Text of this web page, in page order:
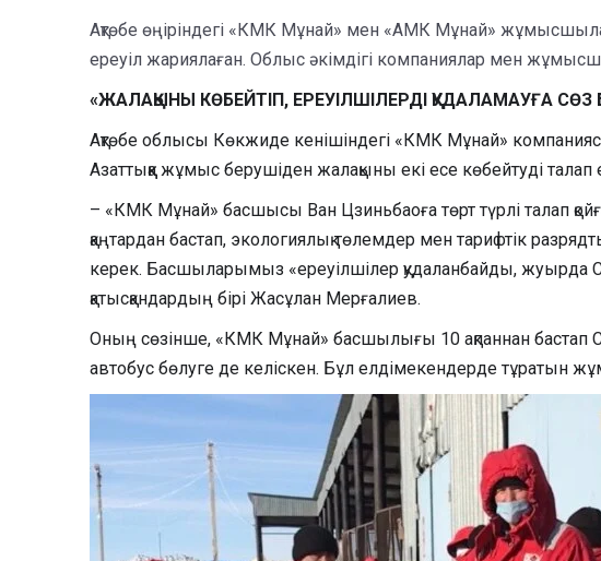
Ақтөбе өңіріндегі «КМК Мұнай» мен «АМК Мұнай»
ереуіл жариялаған. Облыс әкімдігі компаниялар мен
«ЖАЛАҚЫНЫ КӨБЕЙТІП, ЕРЕУІЛШІЛЕРДІ ҚУДАЛАМАУҒА СӨЗ
Ақтөбе облысы Көкжиде кенішіндегі «КМК Мұнай»
Азаттыққа жұмыс берушіден жалақыны екі есе көбейтуді
– «КМК Мұнай» басшысы Ван Цзиньбаоға төрт түрлі талап
қаңтардан бастап, экологиялық төлемдер мен тарифтік
керек. Басшыларымыз «ереуілшілер қудаланбайды, жуырда
қатысқандардың бірі Жасұлан Мерғалиев.
Оның сөзінше, «КМК Мұнай» басшылығы 10 ақпаннан
автобус бөлуге де келіскен. Бұл елдімекендерде тұратын